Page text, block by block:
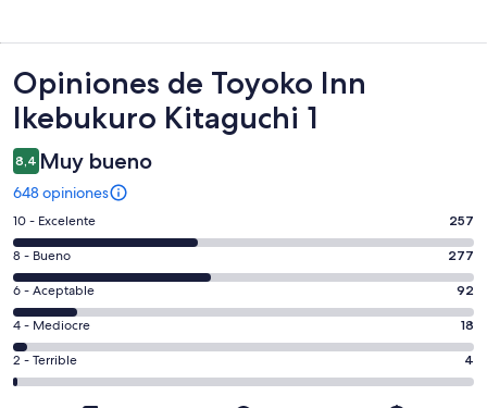
Opiniones
Opiniones de Toyoko Inn
Ikebukuro Kitaguchi 1
8,4 Muy bueno
648 opiniones
Evaluación:
10
-
Excelente.
257
de
648
opiniones
10 - Excelente 257
Evaluación:
8
-
Bueno.
277
de
8 - Bueno 277
Evaluación:
6
-
Aceptable.
92
6 - Aceptable 92
Evaluación:
4
-
4 - Mediocre 18
Evaluación:
2
2 - Terrible 4